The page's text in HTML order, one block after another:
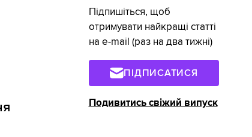
Підпишіться, щоб
отримувати найкращі статті
на e-mail (раз на два тижні)
ПІДПИСАТИСЯ
Подивитись свіжий випуск